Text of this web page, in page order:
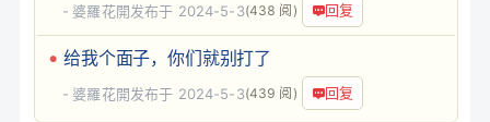
婆羅花開 (438 阅) 回复
发布于 2024-5-3
给我个面子，你们就别打了
婆羅花開 (439 阅) 回复
发布于 2024-5-3